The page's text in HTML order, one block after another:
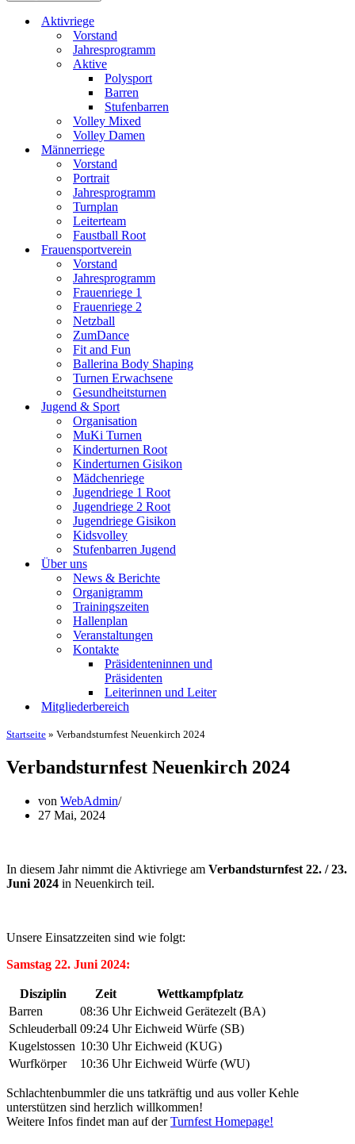
Aktivriege
Vorstand
Jahresprogramm
Aktive
Polysport
Barren
Stufenbarren
Volley Mixed
Volley Damen
Männerriege
Vorstand
Portrait
Jahresprogramm
Turnplan
Leiterteam
Faustball Root
Frauensportverein
Vorstand
Jahresprogramm
Frauenriege 1
Frauenriege 2
Netzball
ZumDance
Fit and Fun
Ballerina Body Shaping
Turnen Erwachsene
Gesundheitsturnen
Jugend & Sport
Organisation
MuKi Turnen
Kinderturnen Root
Kinderturnen Gisikon
Mädchenriege
Jugendriege 1 Root
Jugendriege 2 Root
Jugendriege Gisikon
Kidsvolley
Stufenbarren Jugend
Über uns
News & Berichte
Organigramm
Trainingszeiten
Hallenplan
Veranstaltungen
Kontakte
Präsidenteninnen und
Präsidenten
Leiterinnen und Leiter
Mitgliederbereich
Startseite » Verbandsturnfest Neuenkirch 2024
Verbandsturnfest Neuenkirch 2024
von WebAdmin
27 Mai, 2024
In diesem Jahr nimmt die Aktivriege am Verbandsturnfest 22. / 23.
Juni 2024 in Neuenkirch teil.
Unsere Einsatzzeiten sind wie folgt:
Samstag 22. Juni 2024:
Disziplin Zeit
Wettkampfplatz
Barren
08:36 Uhr Eichweid Gerätezelt (BA)
Schleuderball 09:24 Uhr Eichweid Würfe (SB)
Kugelstossen 10:30 Uhr Eichweid (KUG)
Wurfkörper
10:36 Uhr Eichweid Würfe (WU)
Schlachtenbummler die uns tatkräftig und aus voller Kehle
unterstützen sind herzlich willkommen!
Weitere Infos findet man auf derTurnfest Homepage!